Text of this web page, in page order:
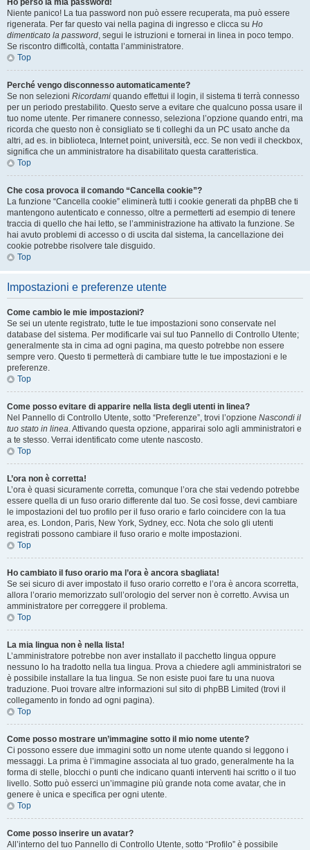
Ho perso la mia password!
Niente panico! La tua password non può essere recuperata, ma può essere
rigenerata. Per far questo vai nella pagina di ingresso e clicca su Ho
dimenticato la password, segui le istruzioni e tornerai in linea in poco tempo.
Se riscontro difficoltà, contatta l’amministratore.
Top
Perché vengo disconnesso automaticamente?
Se non selezioni Ricordami quando effettui il login, il sistema ti terrà connesso
per un periodo prestabilito. Questo serve a evitare che qualcuno possa usare il
tuo nome utente. Per rimanere connesso, seleziona l’opzione quando entri, ma
ricorda che questo non è consigliato se ti colleghi da un PC usato anche da
altri, ad es. in biblioteca, Internet point, università, ecc. Se non vedi il checkbox,
significa che un amministratore ha disabilitato questa caratteristica.
Top
Che cosa provoca il comando “Cancella cookie”?
La funzione “Cancella cookie” eliminerà tutti i cookie generati da phpBB che ti
mantengono autenticato e connesso, oltre a permetterti ad esempio di tenere
traccia di quello che hai letto, se l’amministrazione ha attivato la funzione. Se
hai avuto problemi di accesso o di uscita dal sistema, la cancellazione dei
cookie potrebbe risolvere tale disguido.
Top
Impostazioni e preferenze utente
Come cambio le mie impostazioni?
Se sei un utente registrato, tutte le tue impostazioni sono conservate nel
database del sistema. Per modificarle vai sul tuo Pannello di Controllo Utente;
generalmente sta in cima ad ogni pagina, ma questo potrebbe non essere
sempre vero. Questo ti permetterà di cambiare tutte le tue impostazioni e le
preferenze.
Top
Come posso evitare di apparire nella lista degli utenti in linea?
Nel Pannello di Controllo Utente, sotto “Preferenze”, trovi l’opzione Nascondi il
tuo stato in linea. Attivando questa opzione, apparirai solo agli amministratori e
a te stesso. Verrai identificato come utente nascosto.
Top
L’ora non è corretta!
L’ora è quasi sicuramente corretta, comunque l’ora che stai vedendo potrebbe
essere quella di un fuso orario differente dal tuo. Se così fosse, devi cambiare
le impostazioni del tuo profilo per il fuso orario e farlo coincidere con la tua
area, es. London, Paris, New York, Sydney, ecc. Nota che solo gli utenti
registrati possono cambiare il fuso orario e molte impostazioni.
Top
Ho cambiato il fuso orario ma l’ora è ancora sbagliata!
Se sei sicuro di aver impostato il fuso orario corretto e l’ora è ancora scorretta,
allora l’orario memorizzato sull’orologio del server non è corretto. Avvisa un
amministratore per correggere il problema.
Top
La mia lingua non è nella lista!
L’amministratore potrebbe non aver installato il pacchetto lingua oppure
nessuno lo ha tradotto nella tua lingua. Prova a chiedere agli amministratori se
è possibile installare la tua lingua. Se non esiste puoi fare tu una nuova
traduzione. Puoi trovare altre informazioni sul sito di phpBB Limited (trovi il
collegamento in fondo ad ogni pagina).
Top
Come posso mostrare un’immagine sotto il mio nome utente?
Ci possono essere due immagini sotto un nome utente quando si leggono i
messaggi. La prima è l’immagine associata al tuo grado, generalmente ha la
forma di stelle, blocchi o punti che indicano quanti interventi hai scritto o il tuo
livello. Sotto può esserci un’immagine più grande nota come avatar, che in
genere è unica e specifica per ogni utente.
Top
Come posso inserire un avatar?
All’interno del tuo Pannello di Controllo Utente, sotto “Profilo” è possibile